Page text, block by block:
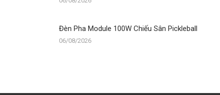
Đèn Pha Module 100W Chiếu Sân Pickleball
06/08/2026